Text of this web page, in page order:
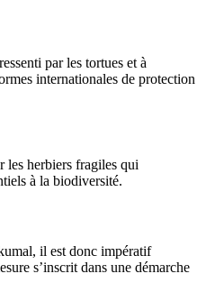
par les tortues et à
internationales de protection
les herbiers fragiles qui
à la biodiversité.
il est donc impératif
s’inscrit dans une démarche